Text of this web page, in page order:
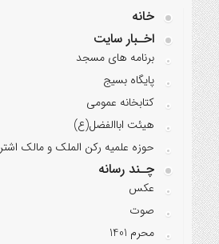
خانه
اخـبار سایت
برنامه‌ های مسجد
پایگاه بسیج
کتابخانه عمومی
هیئت اباالفضل(ع)
حوزه علمیه رکن الملک و مالک اشتر
چـند رسانه
عکس
صوت
محرم 1401